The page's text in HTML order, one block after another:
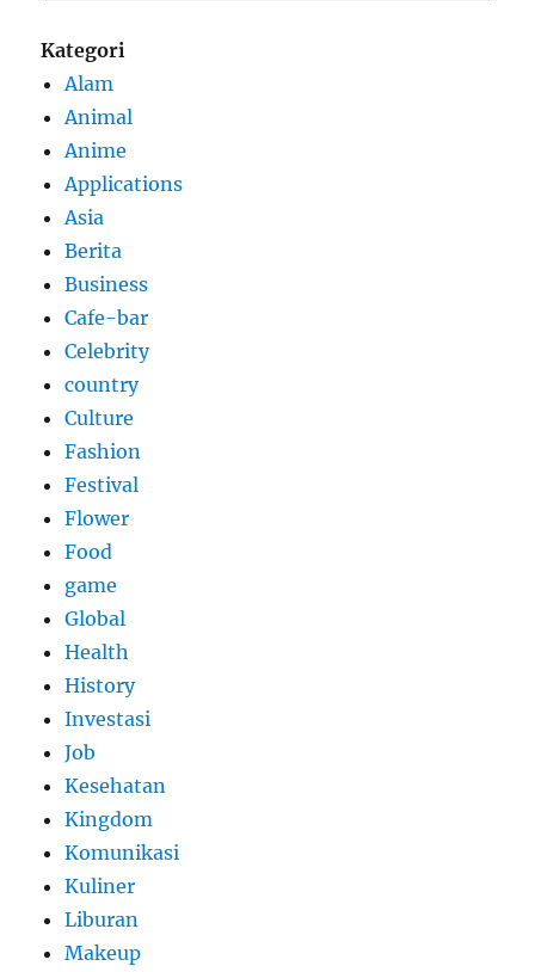
Kategori
Alam
Animal
Anime
Applications
Asia
Berita
Business
Cafe-bar
Celebrity
country
Culture
Fashion
Festival
Flower
Food
game
Global
Health
History
Investasi
Job
Kesehatan
Kingdom
Komunikasi
Kuliner
Liburan
Makeup